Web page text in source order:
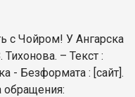
с Чойром! У Ангарска
– Текст :
- Безформата : [сайт].
обращения: